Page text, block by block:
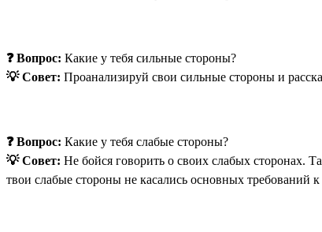
❓ Вопрос: Какие у тебя сильные стороны?
💡 Совет: Проанализируй свои сильные стороны и
❓ Вопрос: Какие у тебя слабые стороны?
💡 Совет: Не бойся говорить о своих слабых сторонах.
твои слабые стороны не касались основных требований